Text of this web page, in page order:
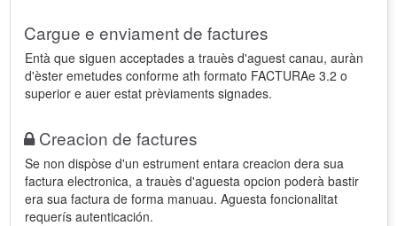
Cargue e enviament de factures
Entà que siguen acceptades a trauès d'aguest canau, auràn
d'èster emetudes conforme ath formato FACTURAe 3.2 o
superior e auer estat prèviaments signades.
Creacion de factures
Se non dispòse d'un estrument entara creacion dera sua
factura electronica, a trauès d'aguesta opcion poderà bastir
era sua factura de forma manuau. Aguesta foncionalitat
requerís autenticación.